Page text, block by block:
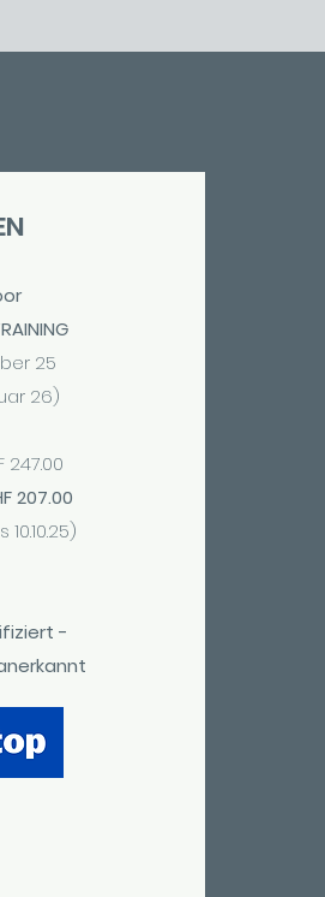
25
26)
247.00​
207.00
-